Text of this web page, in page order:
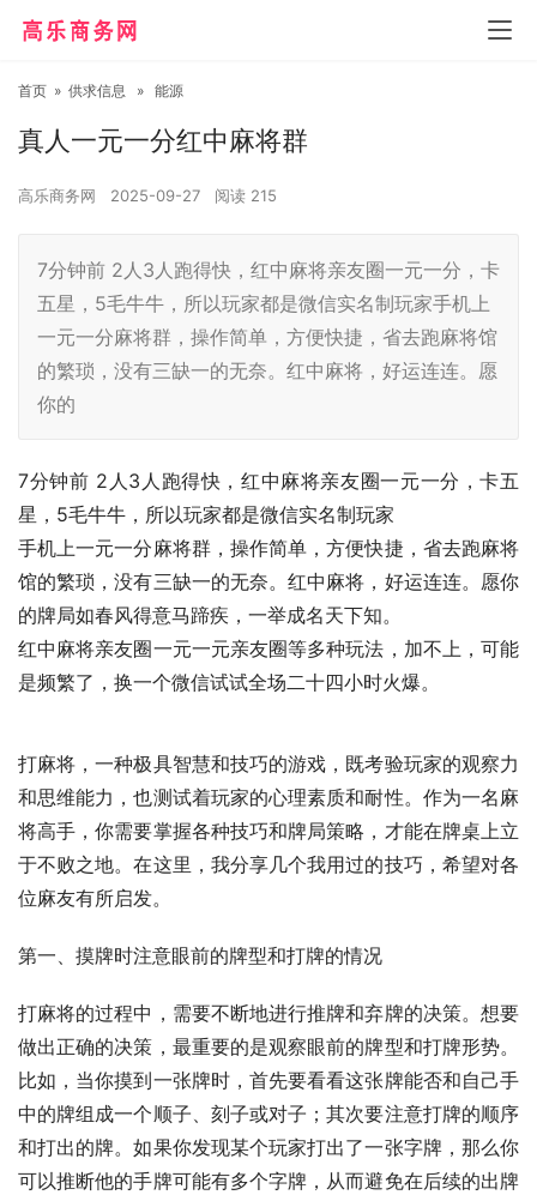
首页 » 供求信息 » 能源
真人一元一分红中麻将群
高乐商务网 2025-09-27 阅读 215
7分钟前 2人3人跑得快，红中麻将亲友圈一元一分，卡
五星，5毛牛牛，所以玩家都是微信实名制玩家手机上
一元一分麻将群，操作简单，方便快捷，省去跑麻将馆
的繁琐，没有三缺一的无奈。红中麻将，好运连连。愿
你的
7分钟前 2人3人跑得快，红中麻将亲友圈一元一分，卡五
星，5毛牛牛，所以玩家都是微信实名制玩家
手机上一元一分麻将群，操作简单，方便快捷，省去跑麻将
馆的繁琐，没有三缺一的无奈。红中麻将，好运连连。愿你
的牌局如春风得意马蹄疾，一举成名天下知。
红中麻将亲友圈一元一元亲友圈等多种玩法，加不上，可能
是频繁了，换一个微信试试全场二十四小时火爆。
打麻将，一种极具智慧和技巧的游戏，既考验玩家的观察力
和思维能力，也测试着玩家的心理素质和耐性。作为一名麻
将高手，你需要掌握各种技巧和牌局策略，才能在牌桌上立
于不败之地。在这里，我分享几个我用过的技巧，希望对各
位麻友有所启发。
第一、摸牌时注意眼前的牌型和打牌的情况
打麻将的过程中，需要不断地进行推牌和弃牌的决策。想要
做出正确的决策，最重要的是观察眼前的牌型和打牌形势。
比如，当你摸到一张牌时，首先要看看这张牌能否和自己手
中的牌组成一个顺子、刻子或对子；其次要注意打牌的顺序
和打出的牌。如果你发现某个玩家打出了一张字牌，那么你
可以推断他的手牌可能有多个字牌，从而避免在后续的出牌